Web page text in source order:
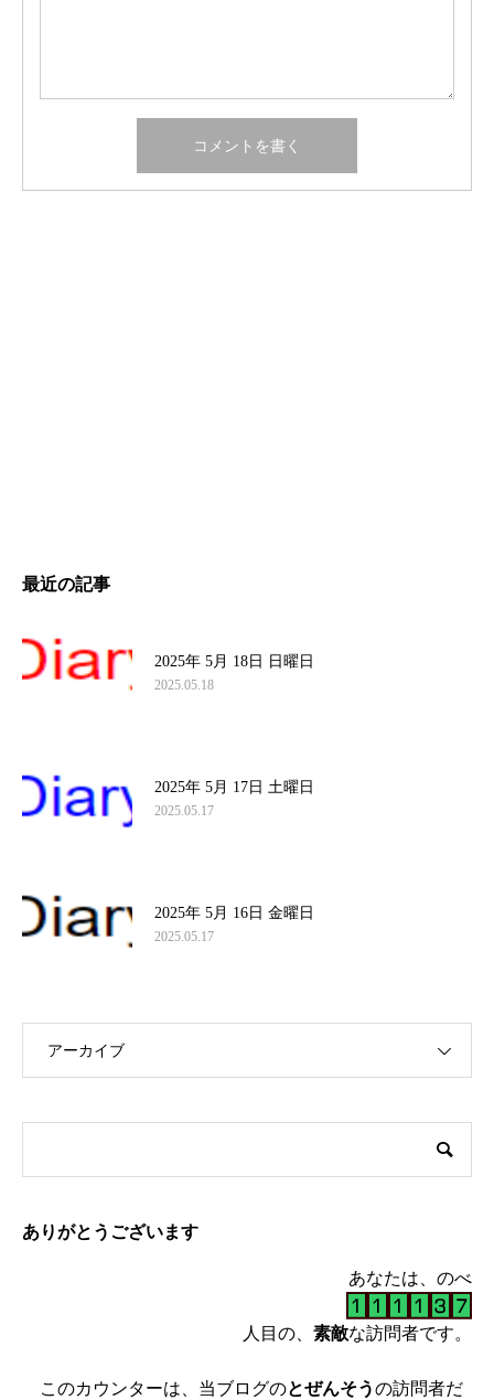
最近の記事
2025年 5月 18日 日曜日
2025.05.18
2025年 5月 17日 土曜日
2025.05.17
2025年 5月 16日 金曜日
2025.05.17
アーカイブ
ありがとうございます
あなたは、のべ
人目の、 素敵な訪問者です。
このカウンターは、当ブログのとぜんそうの訪問者だ